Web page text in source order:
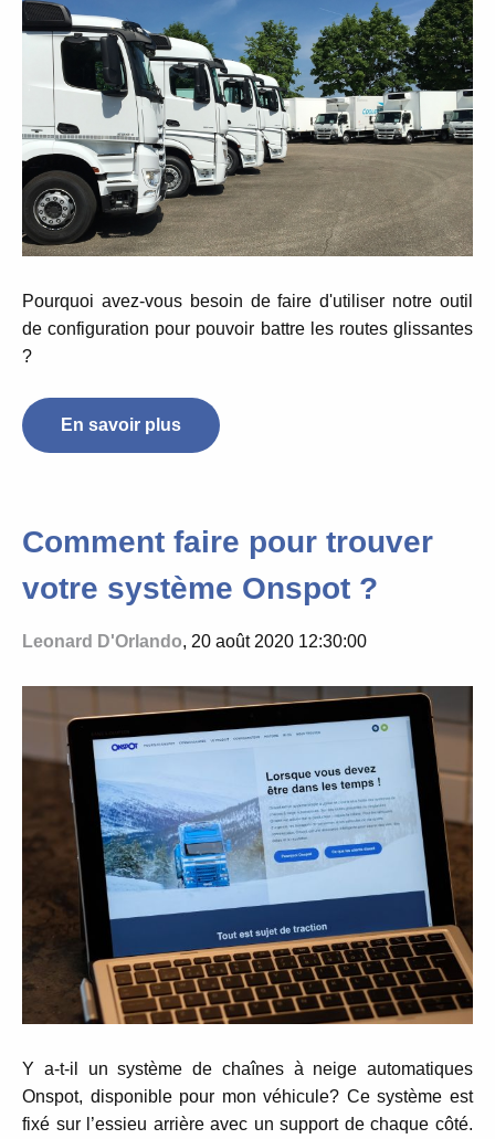
Pourquoi avez-vous besoin de faire d'utiliser notre outil
de configuration pour pouvoir battre les routes glissantes
?
En savoir plus
Comment faire pour trouver
votre système Onspot ?
Leonard D'Orlando, 20 août 2020 12:30:00
Y a-t-il un système de chaînes à neige automatiques
Onspot, disponible pour mon véhicule? Ce système est
fixé sur l’essieu arrière avec un support de chaque côté.